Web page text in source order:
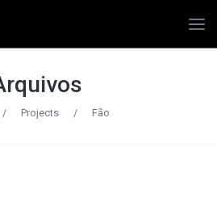
/ Projects / Fão